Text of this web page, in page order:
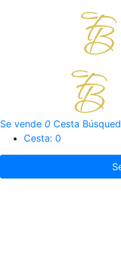
Se vende 0 Cesta
Cesta: 0